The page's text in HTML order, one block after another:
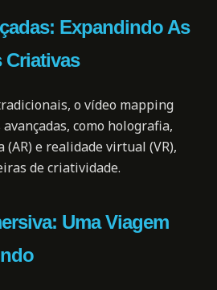
Expandindo As
o vídeo mapping
como holografia,
e realidade virtual (VR),
de criatividade.
Uma Viagem